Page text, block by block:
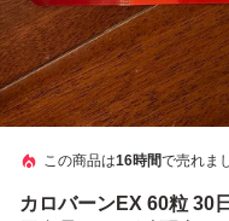
この商品は16時間で売れま
カロバーンEX 60粒 30